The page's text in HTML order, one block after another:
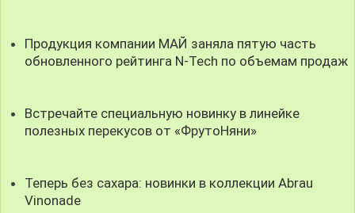
Продукция компании МАЙ заняла пятую часть
обновленного рейтинга N-Tech по объемам продаж
Встречайте специальную новинку в линейке
полезных перекусов от «ФрутоНяни»
Теперь без сахара: новинки в коллекции Abrau
Vinonade